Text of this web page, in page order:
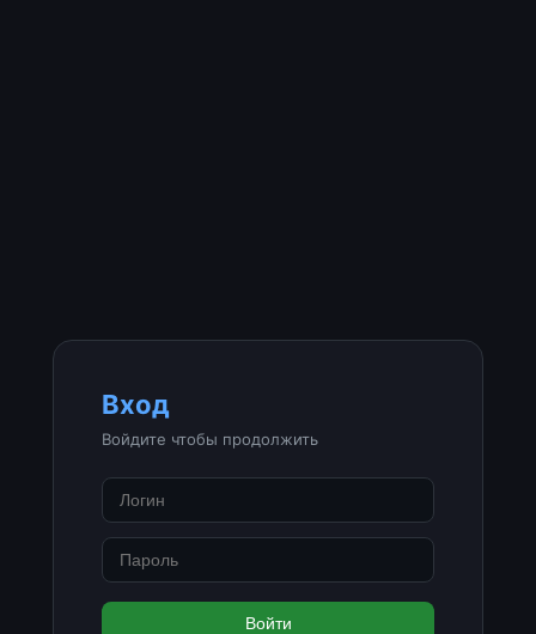
Вход
Войдите чтобы продолжить
Войти